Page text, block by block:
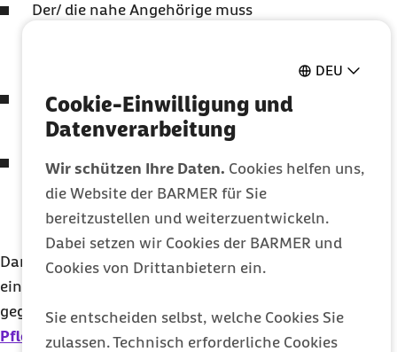
DEU
Cookie-Einwilligung und
Datenverarbeitung
Wir schützen Ihre Daten. Cookies helfen uns,
die Website der BARMER für Sie
bereitzustellen und weiterzuentwickeln.
Dabei setzen wir Cookies der BARMER und
Cookies von Drittanbietern ein.
Sie entscheiden selbst, welche Cookies Sie
zulassen. Technisch erforderliche Cookies
Der/ die nahe Angehörige muss
Der/die Angehörige muss in häuslicher
Umgebung gepflegt werden.
Die Pflegebedürftigkeit ist durch eine
Bescheinigung der Pflegekasse bzw. des
Medizinischen Dienstes der
Krankenversicherung nachzuweisen.
Darüber hinaus können folgende Tatbestände
einen Freistellungsanspruch von Arbeitnehmern
gegenüber Arbeitgebern auslösen (§ 3Abs.3 und 6
Pflege ZG):